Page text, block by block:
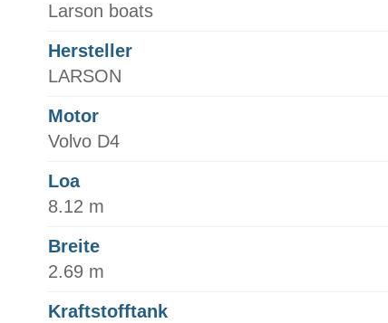
Larson boats
Hersteller
LARSON
Motor
Volvo D4
Loa
8.12 m
Breite
2.69 m
Kraftstofftank